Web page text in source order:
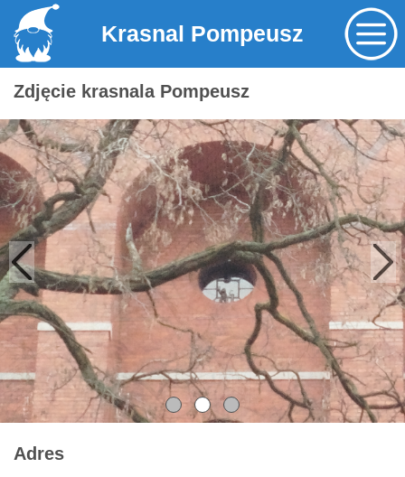
Krasnal Pompeusz
Zdjęcie krasnala Pompeusz
Adres